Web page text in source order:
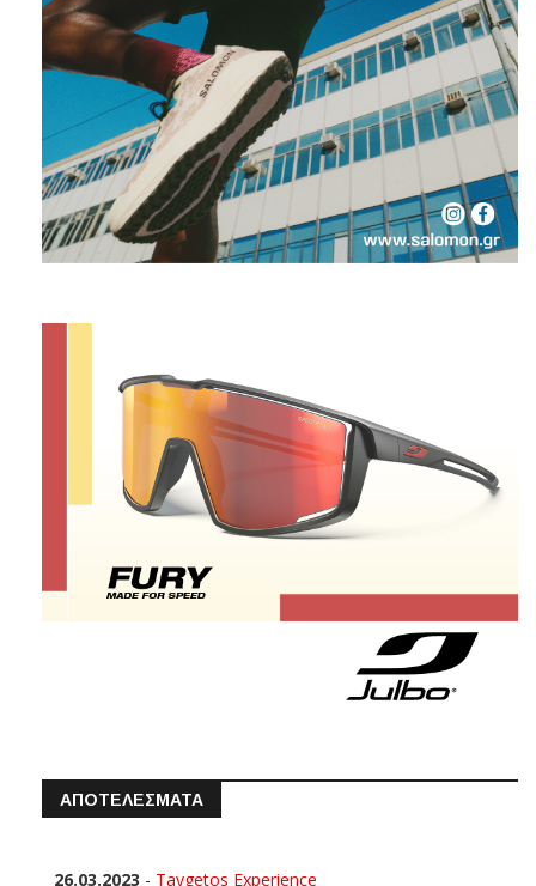
ΑΠΟΤΕΛΕΣΜΑΤΑ
26.03.2023 - Taygetos Experience